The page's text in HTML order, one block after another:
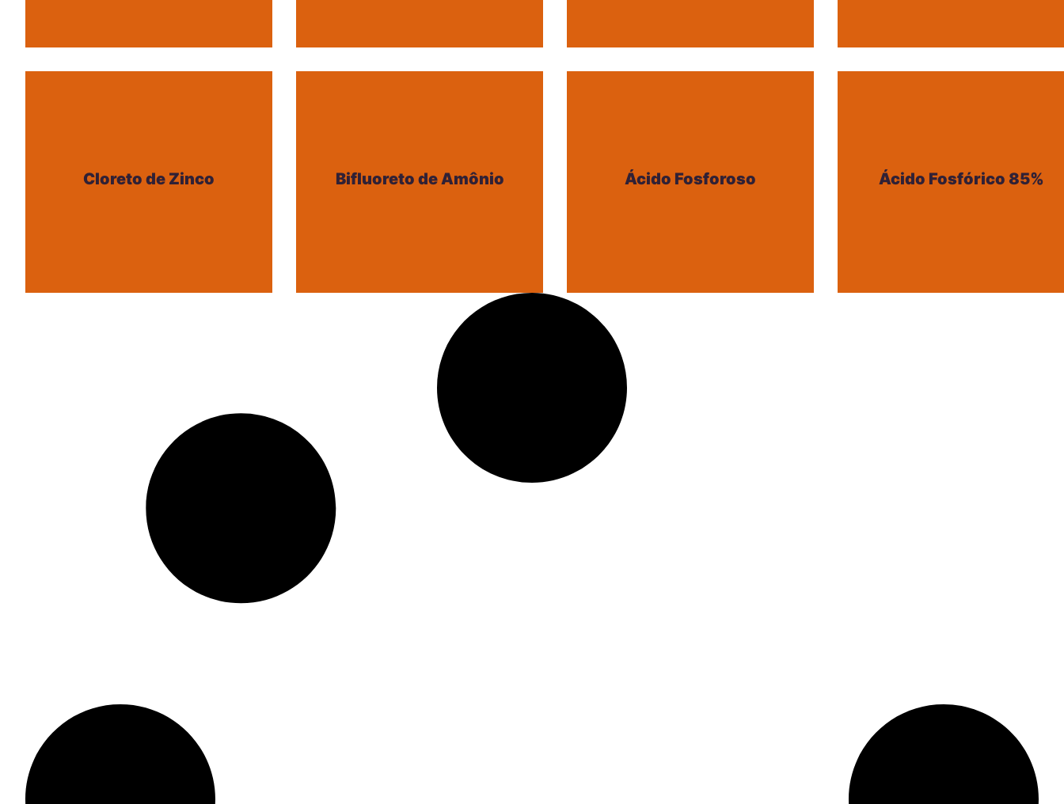
Cloreto de Zinco
+ Bifluoreto de Amônio
+ Ácido Fosforoso
+ Ácido Fosfórico 85%
+